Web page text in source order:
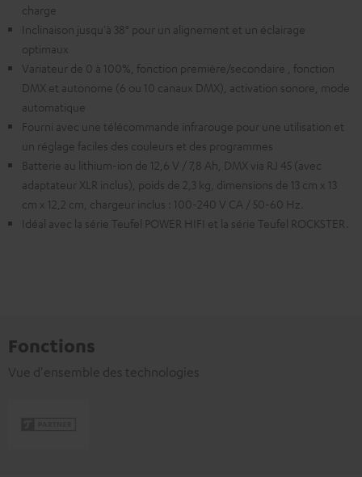
charge
Inclinaison jusqu'à 38° pour un alignement et un éclairage
optimaux
Variateur de 0 à 100%, fonction première/secondaire , fonction
DMX et autonome (6 ou 10 canaux DMX), activation sonore, mode
automatique
Fourni avec une télécommande infrarouge pour une utilisation et
un réglage faciles des couleurs et des programmes
Batterie au lithium-ion de 12,6 V / 7,8 Ah, DMX via RJ 45 (avec
adaptateur XLR inclus), poids de 2,3 kg, dimensions de 13 cm x 13
cm x 12,2 cm, chargeur inclus : 100-240 V CA / 50-60 Hz.
Idéal avec la série Teufel POWER HIFI et la série Teufel ROCKSTER.
Fonctions
Vue d'ensemble des technologies